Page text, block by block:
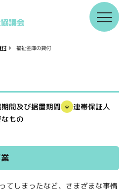
付 福祉金庫の貸付
間及び据置期間 連帯保証人
もの
てしまったなど、さまざまな事情